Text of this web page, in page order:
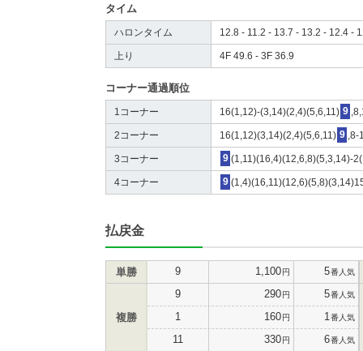
タイム
ハロンタイム 12.8 - 11.2 - 13.7 - 13.2 - 12.4 -
上り 4F 49.6 - 3F 36.9
コーナー通過順位
1コーナー 16(1,12)-(3,14)(2,4)(5,6,11) 9
2コーナー 16(1,12)(3,14)(2,4)(5,6,11) 9 ,8-
3コーナー 9 (1,11)(16,4)(12,6,8)(5,3,14)-
4コーナー 9
払戻金
単勝 9 1,100円 5番人気
複勝
9 290円 5番人気
1 160円 1 番人気
11 330円 6番人気